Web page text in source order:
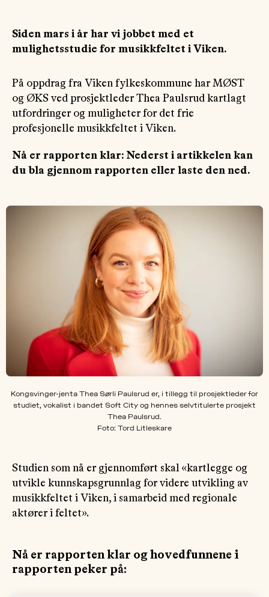
Siden mars i år har vi jobbet med et
mulighetsstudie for musikkfeltet i Viken.
På oppdrag fra Viken fylkeskommune har MØST
og ØKS ved prosjektleder Thea Paulsrud kartlagt
utfordringer og muligheter for det frie
profesjonelle musikkfeltet i Viken.
Nå er rapporten klar: Nederst i artikkelen kan
du bla gjennom rapporten eller laste den ned.
Kongsvinger-jenta Thea Sørli Paulsrud er, i tillegg til prosjektleder for
studiet, vokalist i bandet Soft City og hennes selvtitulerte prosjekt
Thea Paulsrud.
Foto: Tord Litleskare
Studien som nå er gjennomført skal «kartlegge og
utvikle kunnskapsgrunnlag for videre utvikling av
musikkfeltet i Viken, i samarbeid med regionale
aktører i feltet».
Nå er rapporten klar og hovedfunnene i
rapporten peker på: